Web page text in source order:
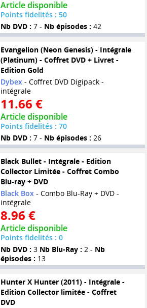
Article disponible
Points fidelités : 50
Nb DVD : 7 - Nb épisodes : 42
Evangelion (Neon Genesis) - Intégrale
(Platinum) - Coffret DVD + Livret -
Edition Gold
Dybex - Coffret DVD Digipack -
intégrale
11.66 €
Article disponible
Points fidelités : 70
Nb DVD : 7 - Nb épisodes : 26
Black Bullet - Intégrale - Edition
Collector Limitée - Coffret Combo
Blu-ray + DVD
Black Box - Combo Blu-Ray + DVD -
intégrale
8.96 €
Article disponible
Points fidelités : 0
Nb DVD : 3 Nb Blu-Ray : 2 - Nb
épisodes : 13
Hunter X Hunter (2011) - Intégrale -
Edition Collector limitée - Coffret
DVD